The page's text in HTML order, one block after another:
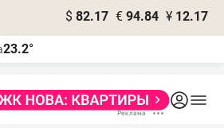
$ 82.17 € 94.84 ¥ 12.17
23.2°